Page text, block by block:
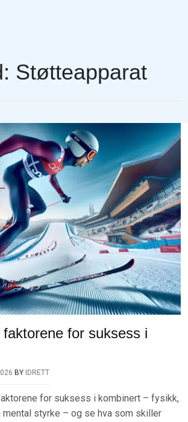
Støtteapparat
for suksess i
BY IDRETT
for suksess i kombinert – fysikk,
mental styrke – og se hva som skiller